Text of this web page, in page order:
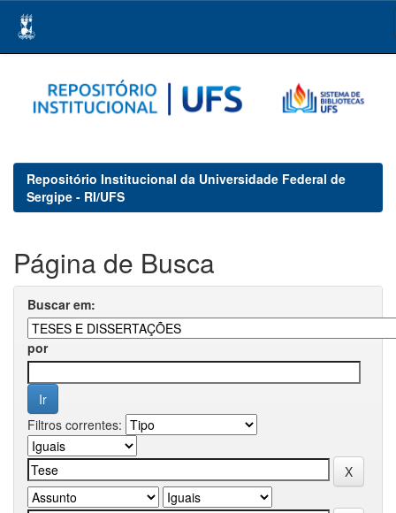
navigation
Repositório Institucional da Universidade Federal de
Sergipe - RI/UFS
Página de Busca
Buscar em:
por
Filtros correntes: